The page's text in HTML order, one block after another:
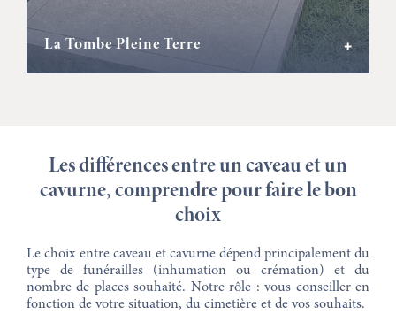
La Tombe Pleine Terre +
Les différences entre un caveau et un
cavurne, comprendre pour faire le bon
choix
Le choix entre caveau et cavurne dépend principalement du
type de funérailles (inhumation ou crémation) et du
nombre de places souhaité. Notre rôle : vous conseiller en
fonction de votre situation, du cimetière et de vos souhaits.